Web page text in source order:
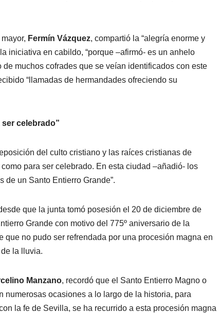
Fermín Vázquez, compartió la “alegría enorme y
iniciativa en cabildo, “porque –afirmó- es un anhelo
muchos cofrades que se veían identificados con este
“llamadas de hermandades ofreciendo su
celebrado”
del culto cristiano y las raíces cristianas de
para ser celebrado. En esta ciudad –añadió- los
de un Santo Entierro Grande”.
que la junta tomó posesión el 20 de diciembre de
Grande con motivo del 775º aniversario de la
que no pudo ser refrendada por una procesión magna en
la lluvia.
Manzano, recordó que el Santo Entierro Magno o
numerosas ocasiones a lo largo de la historia, para
la fe de Sevilla, se ha recurrido a esta procesión magna